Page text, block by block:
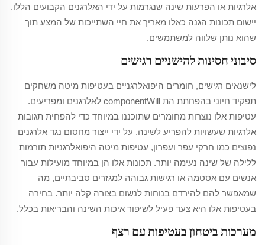
אלרגיות או הפרעות שינה שנגרמות על ידי האלרגנים הקבועים הללו.
יישום תכונות הגנה כאלו מאריך את חיי השתייכות של המצע תוך
שהוא נותן שלווה למשתמשים.
סיבוני חסינות להישניים רגישים
לישנאים רגישים, חומרים היפואלרגניים בעטיפות מיטה משחקים
תפקיד חיוני בהפחתת הת componentWill לאלרגנים ומפריעים.
עטיפות אלו נוצרות מחומרים שתוכננו במיוחד כדי להפחית תגובות
אלרגיות שעשויות להפריע לשינה. על ידי ייצור מחסום נגד אלרגנים
נפוצים כמו חרקי עפר ועפרון, עטיפות מיטה היפואלרגניות תורמות
ללילה של שינה נעימה יותר. תכונות אלו הן במיוחד מועילות עבור
אנשים עם אסטמה או רגישות גבוהה למגזרים סביבתיים, מה
שמאפשר להם להירדם בנוחות לנשום בצורה קלה יותר. בחירה
בעטיפות אלו היא צעד פעיל לשיפור איכות השינה והבריאות בכלל.
מערכות ביטחון בעטיפות עם רצף